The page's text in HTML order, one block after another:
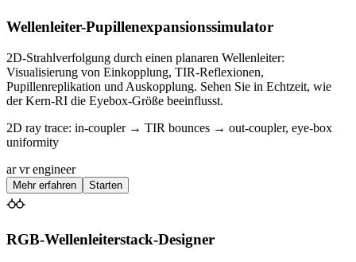
Wellenleiter-Pupillenexpansionssimulator
2D-Strahlverfolgung durch einen planaren Wellenleiter:
Visualisierung von Einkopplung, TIR-Reflexionen,
Pupillenreplikation und Auskopplung. Sehen Sie in Echtzeit, wie
der Kern-RI die Eyebox-Größe beeinflusst.
2D ray trace: in-coupler → TIR bounces → out-coupler, eye-box
uniformity
ar vr engineer
Mehr erfahren Starten
RGB-Wellenleiterstack-Designer